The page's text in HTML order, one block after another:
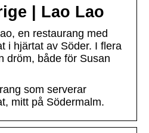
| Lao Lao
en restaurang med
i hjärtat av Söder. I flera
dröm, både för Susan
som serverar
mitt på Södermalm.